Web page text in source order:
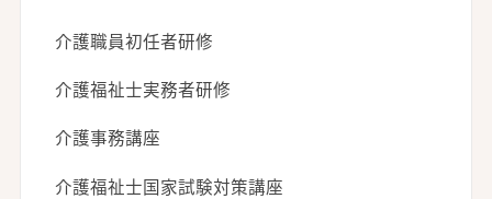
介護職員初任者研修
介護福祉士実務者研修
介護事務講座
介護福祉士国家試験対策講座